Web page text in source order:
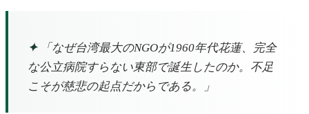
✦「なぜ台湾最大のNGOが1960年代花蓮、完全
な公立病院すらない東部で誕生したのか。不足
こそが慈悲の起点だからである。」